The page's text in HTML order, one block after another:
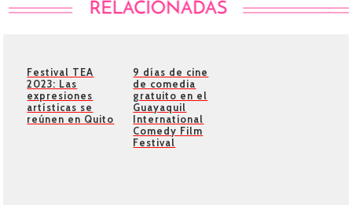
Festival TEA
2023: Las
expresiones
artísticas se
reúnen en Quito
9 días de cine
de comedia
gratuito en el
Guayaquil
International
Comedy Film
Festival